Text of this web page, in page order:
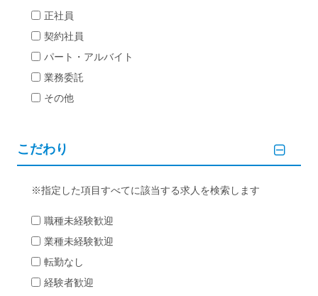
正社員
契約社員
パート・アルバイト
業務委託
その他
こだわり
指定した項目すべてに該当する求人を検索します
職種未経験歓迎
業種未経験歓迎
転勤なし
経験者歓迎